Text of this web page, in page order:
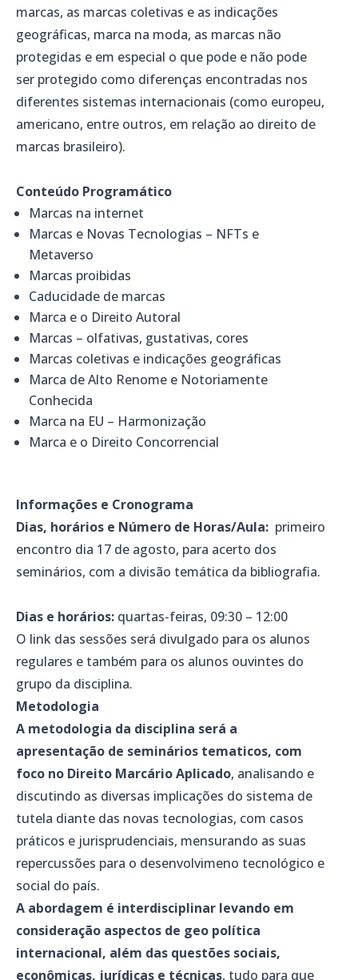
marcas, as marcas coletivas e as indicações
geográficas, marca na moda, as marcas não
protegidas e em especial o que pode e não pode
ser protegido como diferenças encontradas nos
diferentes sistemas internacionais (como europeu,
americano, entre outros, em relação ao direito de
marcas brasileiro).
Conteúdo Programático
Marcas na internet
Marcas e Novas Tecnologias – NFTs e
Metaverso
Marcas proibidas
Caducidade de marcas
Marca e o Direito Autoral
Marcas – olfativas, gustativas, cores
Marcas coletivas e indicações geográficas
Marca de Alto Renome e Notoriamente
Conhecida
Marca na EU – Harmonização
Marca e o Direito Concorrencial
Informações e Cronograma
Dias, horários e Número de Horas/Aula: primeiro
encontro dia 17 de agosto, para acerto dos
seminários, com a divisão temática da bibliografia.
Dias e horários: quartas-feiras, 09:30 – 12:00
O link das sessões será divulgado para os alunos
regulares e também para os alunos ouvintes do
grupo da disciplina.
Metodologia
A metodologia da disciplina será a
apresentação de seminários tematicos, com
foco no Direito Marcário Aplicado, analisando e
discutindo as diversas implicações do sistema de
tutela diante das novas tecnologias, com casos
práticos e jurisprudenciais, mensurando as suas
repercussões para o desenvolvimeno tecnológico e
social do país.
A abordagem é interdisciplinar levando em
consideração aspectos de geo política
internacional, além das questões sociais,
econômicas, jurídicas e técnicas, tudo para que